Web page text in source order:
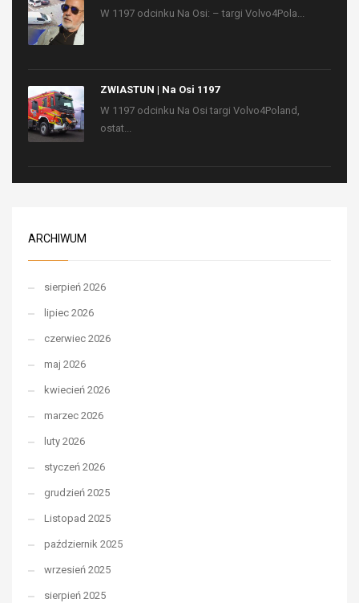
W 1197 odcinku Na Osi: – targi Volvo4Pola...
ZWIASTUN | Na Osi 1197
W 1197 odcinku Na Osi targi Volvo4Poland,
ostat...
ARCHIWUM
sierpień 2026
lipiec 2026
czerwiec 2026
maj 2026
kwiecień 2026
marzec 2026
luty 2026
styczeń 2026
grudzień 2025
Listopad 2025
październik 2025
wrzesień 2025
sierpień 2025